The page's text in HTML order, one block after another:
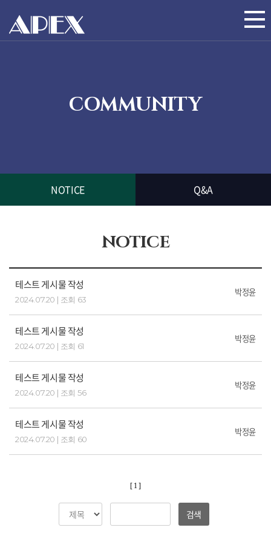
COMMUNITY
NOTICE Q&A
NOTICE
테스트 게시물 작성
2024.07.20 | 조회 63
박정윤
테스트 게시물 작성
2024.07.20 | 조회 61
박정윤
테스트 게시물 작성
2024.07.20 | 조회 56
박정윤
테스트 게시물 작성
2024.07.20 | 조회 60
박정윤
[ 1 ]
검색